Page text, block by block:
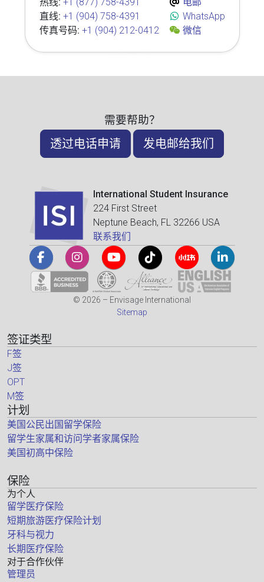
直线: +1 (904) 758-4391
传真号码: +1 (904) 212-0412
WhatsApp
微信
需要帮助？
透过电话申请 发电邮给我们
International Student Insurance
224 First Street
Neptune Beach, FL 32266 USA
联系我们
© 2026 – Envisage International
Sitemap
签证类型
F签
J签
OPT
M签
计划
美国公民出国留学保险
留学生家属和访问学者家属保险
美国初高中保险
保险
为个人
留学医疗保险
短期旅游医疗保险计划
牙科与视力
长期医疗保险
对于合作伙伴
管理员